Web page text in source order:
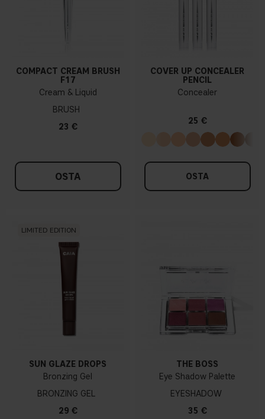
COMPACT CREAM BRUSH
F17
Cream & Liquid
BRUSH
23 €
OSTA
COVER UP CONCEALER
PENCIL
Concealer
25 €
OSTA
LIMITED EDITION
SUN GLAZE DROPS
Bronzing Gel
BRONZING GEL
29 €
THE BOSS
Eye Shadow Palette
EYESHADOW
35 €